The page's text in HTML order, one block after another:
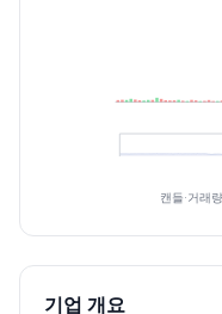
최근 구간 일별
고가 저
2026.07.03
2055020850
2026.07.06
2095022300
2026.07.07
18900
캔들·거래
기업 개요